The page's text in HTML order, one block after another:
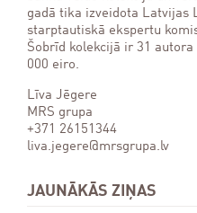
gadā tika izveidota Latvijas
starptautiskā ekspertu
Šobrīd kolekcijā ir 31
000 eiro.
Līva Jēgere
MRS grupa
+371 26151344
liva.jegere@mrsgrupa.lv
JAUNĀKĀS ZIŅAS